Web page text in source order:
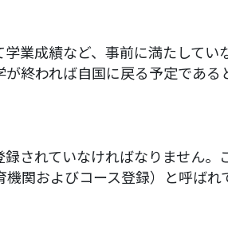
業成績など、事前に満たして
終われば自国に戻る予定であ
されていなければなりません。
およびコース登録）と呼ばれ